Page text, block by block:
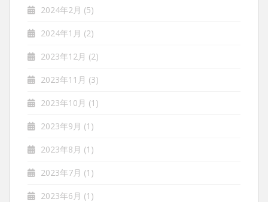
2024年2月 (5)
2024年1月 (2)
2023年12月 (2)
2023年11月 (3)
2023年10月 (1)
2023年9月 (1)
2023年8月 (1)
2023年7月 (1)
2023年6月 (1)